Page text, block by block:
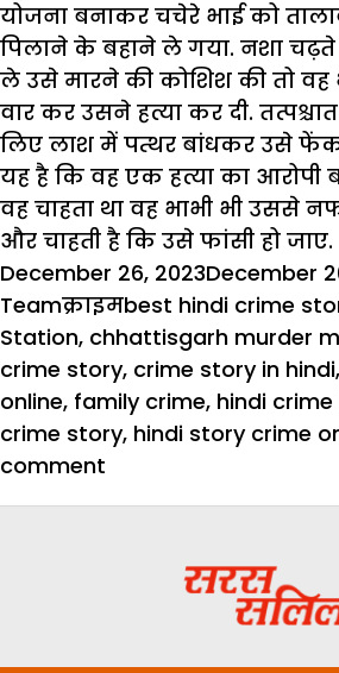
योजना बनाकर चचेरे भाई को
पिलाने के बहाने ले गया. नशा चढ़ते
ले उसे मारने की कोशिश की तो वह
वार कर उसने हत्या कर दी.
लिए लाश में पत्थर बांधकर उसे फेंक
यह है कि वह एक हत्या का
वह चाहता था वह भाभी भी उससे
और चाहती है कि उसे फांसी हो जाए.
Posted
on
December 26, 2023December
TeamCategories
क्राइमTags
best hindi crime
Station, chhattisgarh murder
crime story, crime story in hindi,
online, family crime, hindi
crime story, hindi story crime
comment